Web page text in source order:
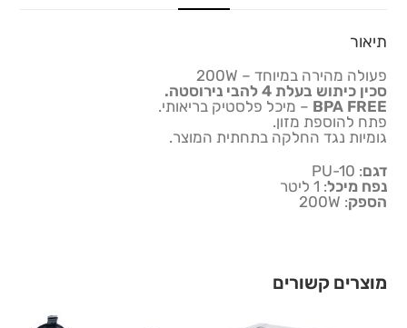
תיאור
פעולה מהירה במיוחד – 200W
סכין כיתוש בעלת 4 להבי נירוסטה.
BPA FREE – מיכל פלסטיק בריאותי.
פתח להוספת מזון.
גומיות נגד החלקה בתחתית המוצר.
דגם: PU-10
נפח מיכל: 1 ליטר
הספק: 200W
מוצרים קשורים